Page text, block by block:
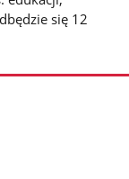
się 12